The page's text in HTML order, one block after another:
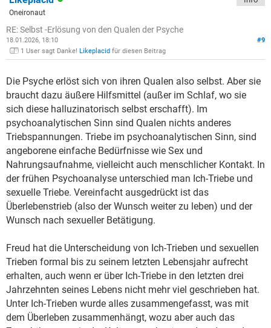
Oneironaut
RE: Selbst -Erlösung von den Qualen der Psyche
#9
18.01.2026, 18:10
1 User sagt Danke! Likeplacid für diesen Beitrag
Die Psyche erlöst sich von ihren Qualen also selbst. Aber sie
braucht dazu äußere Hilfsmittel (außer im Schlaf, wo sie
sich diese halluzinatorisch selbst erschafft). Im
psychoanalytischen Sinn sind Qualen nichts anderes
Triebspannungen. Triebe im psychoanalytischen Sinn, sind
angeborene einfache Bedürfnisse wie Sex und
Nahrungsaufnahme, vielleicht auch menschlicher Kontakt. In
der frühen Psychoanalyse unterschied man Ich-Triebe und
sexuelle Triebe. Vereinfacht ausgedrückt ist das
Überlebenstrieb (also der Wunsch weiter zu leben) und der
Wunsch nach sexueller Betätigung.
Freud hat die Unterscheidung von Ich-Trieben und sexuellen
Trieben formal bis zu seinem letzten Lebensjahr aufrecht
erhalten, auch wenn er über Ich-Triebe in den letzten drei
Jahrzehnten seines Lebens nicht mehr viel geschrieben hat.
Unter Ich-Trieben wurde alles zusammengefasst, was mit
dem Überleben zusammenhängt, wozu aber auch das